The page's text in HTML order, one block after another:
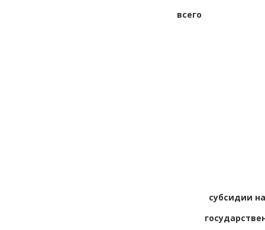
всего
субсидии